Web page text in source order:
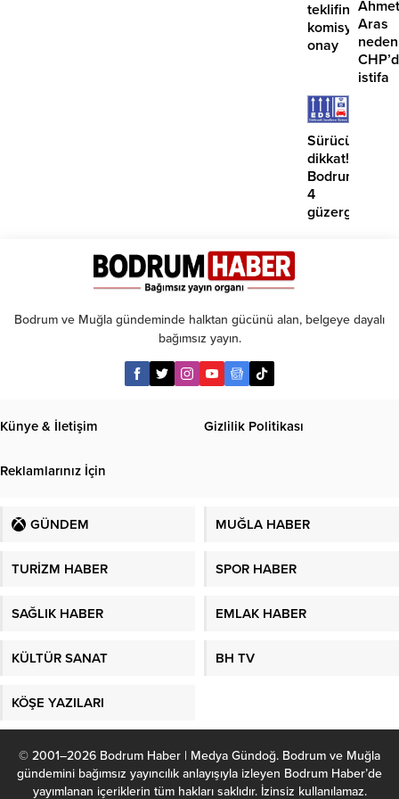
teklifine
komisyondan
onay
Ahmet
Aras
neden
istifa
Sürücüler
dikkat!
Bodrum’da
4
güzergahta
Bodrum ve Muğla gündeminde halktan gücünü alan, belgeye dayalı
bağımsız yayın.
Künye & İletişim Gizlilik Politikası
Reklamlarınız İçin
GÜNDEM MUĞLA HABER
TURİZM HABER SPOR HABER
SAĞLIK HABER EMLAK HABER
KÜLTÜR SANAT BH TV
KÖŞE YAZILARI
© 2001–2026 Bodrum Haber | Medya Gündoğ. Bodrum ve Muğla
gündemini bağımsız yayıncılık anlayışıyla izleyen Bodrum Haber’de
yayımlanan içeriklerin tüm hakları saklıdır. İzinsiz kullanılamaz.